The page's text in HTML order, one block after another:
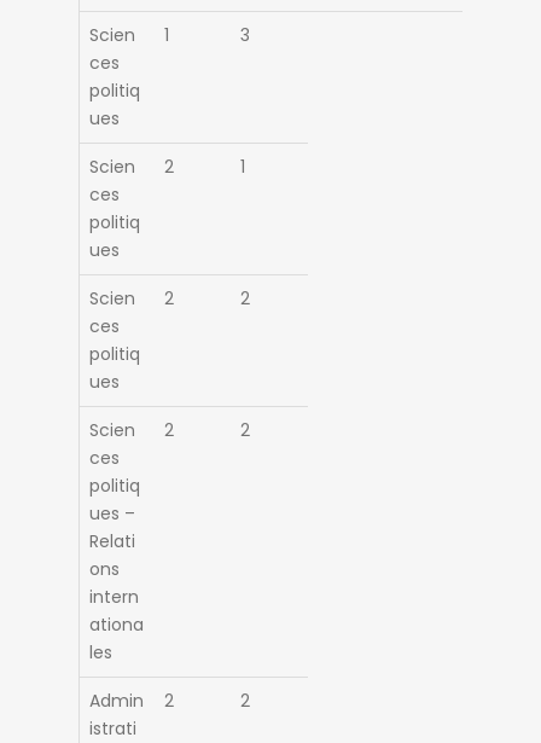
Scien
ces
politiq
ues
1 3
Scien
ces
politiq
ues
2 1
Scien
ces
politiq
ues
2 2
Scien
ces
politiq
ues –
Relati
ons
intern
ationa
les
2 2
Admin
istrati
2 2